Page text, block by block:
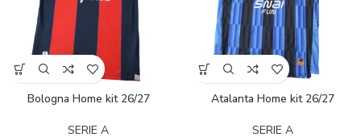
Bologna Home kit 26/27
SERIE A
Atalanta Home kit 26/27
SERIE A